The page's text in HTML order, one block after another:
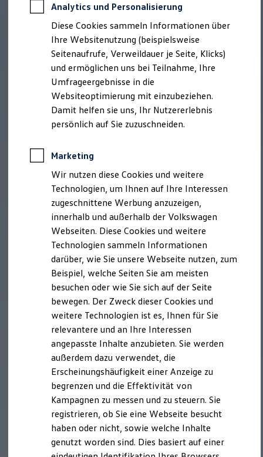
Autokredit mit Schlussrate
Versicherungen und Garantien
Kfz-Versicherung
Restschuldversicherungen
Garantien
Wartungsverträge
Geschäftskunden
Professional Class bei Volkswagen
Großkunden
Behörden
Direktkunden
Sonderfahrzeuge
Elektromobilität
Elektroautos
Elektrofahrzeugkonzepte
ID. EVERY1
Reichweite
Reichweite der ID. Modelle
Reichweite im Winter
Rekuperation
Laden
Laden unterwegs
Laden Zuhause
Ladestationen finden
Ladezeitensimulator
Sicherheit
Garantie und Lebensdauer
Nachhaltigkeit
Kosten und Kauf
Verbrauchskosten
Kaufoptionen
E-Auto-Förderung
Software und Konnektivität
Die ID. Software 6
ID. Software Versionen und Updates
Digitale Extras
Schnittstellen zu Ihrem ID.
Hybridautos
Marke und Erlebnis
Analytics und Personalisierung
Diese Cookies sammeln Informationen über
Ihre Websitenutzung (beispielsweise
Seitenaufrufe, Verweildauer je Seite, Klicks)
und ermöglichen uns bei Teilnahme, Ihre
Umfrageergebnisse in die
Websiteoptimierung mit einzubeziehen.
Damit helfen sie uns, Ihr Nutzererlebnis
persönlich auf Sie zuzuschneiden.
Marketing
Wir nutzen diese Cookies und weitere
Technologien, um Ihnen auf Ihre Interessen
zugeschnittene Werbung anzuzeigen,
innerhalb und außerhalb der Volkswagen
Webseiten. Diese Cookies und weitere
Technologien sammeln Informationen
darüber, wie Sie unsere Webseite nutzen, zum
Beispiel, welche Seiten Sie am meisten
besuchen oder wie Sie sich auf der Seite
bewegen. Der Zweck dieser Cookies und
weitere Technologien ist es, Ihnen für Sie
relevantere und an Ihre Interessen
angepasste Inhalte anzubieten. Sie werden
außerdem dazu verwendet, die
Erscheinungshäufigkeit einer Anzeige zu
begrenzen und die Effektivität von
Kampagnen zu messen und zu steuern. Sie
registrieren, ob Sie eine Webseite besucht
haben oder nicht, sowie welche Inhalte
genutzt worden sind. Dies basiert auf einer